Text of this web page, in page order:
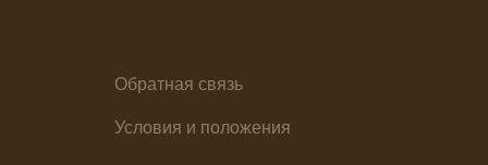
Обратная связь
Условия и положения